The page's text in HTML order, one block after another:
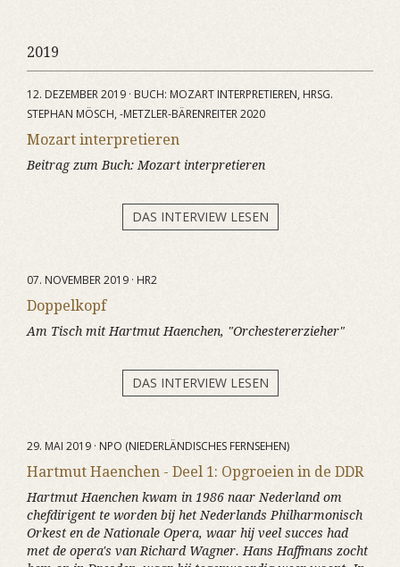
2019
12. DEZEMBER 2019 · BUCH: MOZART INTERPRETIEREN, HRSG.
STEPHAN MÖSCH, -METZLER-BÄRENREITER 2020
Mozart interpretieren
Beitrag zum Buch: Mozart interpretieren
DAS INTERVIEW LESEN
07. NOVEMBER 2019 · HR2
Doppelkopf
Am Tisch mit Hartmut Haenchen, "Orchestererzieher"
DAS INTERVIEW LESEN
29. MAI 2019 · NPO (NIEDERLÄNDISCHES FERNSEHEN)
Hartmut Haenchen - Deel 1: Opgroeien in de DDR
Hartmut Haenchen kwam in 1986 naar Nederland om
chefdirigent te worden bij het Nederlands Philharmonisch
Orkest en de Nationale Opera, waar hij veel succes had
met de opera's van Richard Wagner. Hans Haffmans zocht